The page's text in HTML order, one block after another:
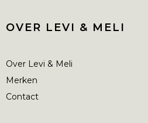
OVER LEVI & MELI
Over Levi & Meli
Merken
Contact